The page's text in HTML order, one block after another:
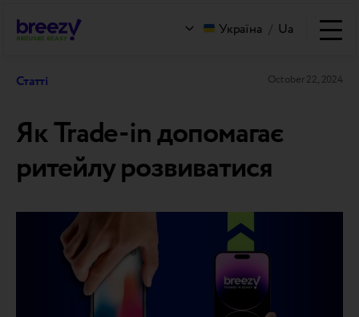
Україна / Ua
Статті October 22, 2024
Як Trade-in допомагає
ритейлу розвиватися